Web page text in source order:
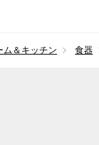
ム＆キッチン 食器